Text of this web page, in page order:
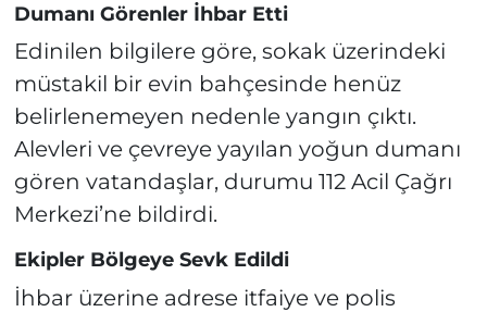
Dumanı Görenler İhbar Etti
Edinilen bilgilere göre, sokak üzerindeki
müstakil bir evin bahçesinde henüz
belirlenemeyen nedenle yangın çıktı.
Alevleri ve çevreye yayılan yoğun dumanı
gören vatandaşlar, durumu 112 Acil Çağrı
Merkezi’ne bildirdi.
Ekipler Bölgeye Sevk Edildi
İhbar üzerine adrese itfaiye ve polis